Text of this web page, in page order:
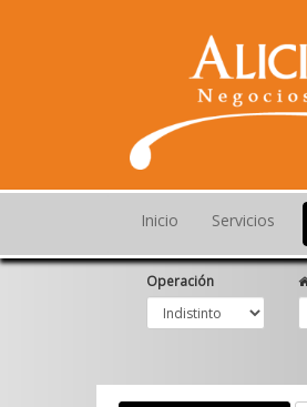
Inicio Servicios
Operación